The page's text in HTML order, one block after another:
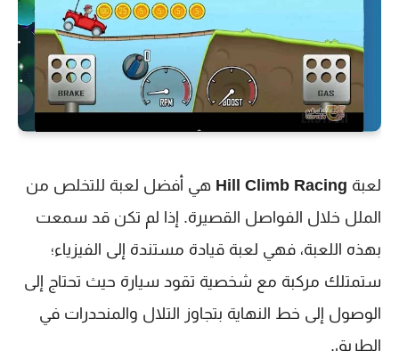
لعبة Hill Climb Racing هي أفضل لعبة للتخلص من
الملل خلال الفواصل القصيرة. إذا لم تكن قد سمعت
بهذه اللعبة، فهي لعبة قيادة مستندة إلى الفيزياء؛
ستمتلك مركبة مع شخصية تقود سيارة حيث تحتاج إلى
الوصول إلى خط النهاية بتجاوز التلال والمنحدرات في
الطريق.